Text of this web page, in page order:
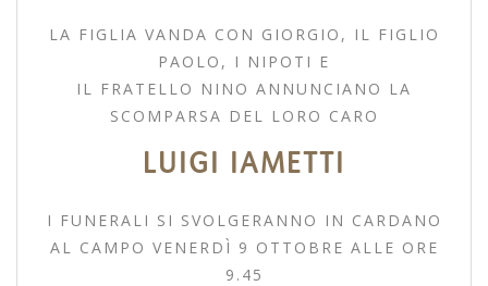
LA FIGLIA VANDA CON GIORGIO, IL FIGLIO
PAOLO, I NIPOTI E
IL FRATELLO NINO ANNUNCIANO LA
SCOMPARSA DEL LORO CARO
LUIGI IAMETTI
I FUNERALI SI SVOLGERANNO IN CARDANO
AL CAMPO VENERDÌ 9 OTTOBRE ALLE ORE
9.45